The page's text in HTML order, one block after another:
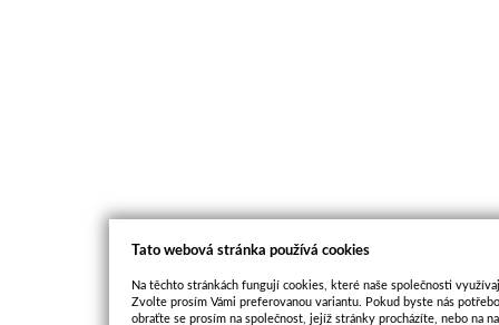
Tato webová stránka používá cookies
Na těchto stránkách fungují cookies, které naše společnosti
Zvolte prosím Vámi preferovanou variantu. Pokud byste nás
obraťte se prosím na společnost, jejíž stránky procházíte, nebo na